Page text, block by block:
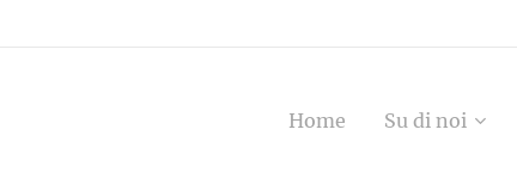
Home Su di noi